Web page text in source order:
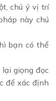
chú ý vị trí
này chú
bạn có thể
lại giọng đọc
để xác định